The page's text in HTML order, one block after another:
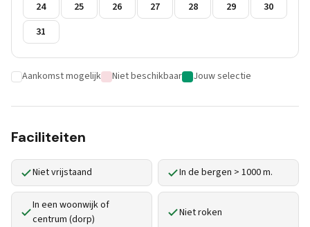
24
25 26 27 28 29
30
31
Aankomst mogelijk Niet beschikbaar Jouw selectie
Faciliteiten
Niet vrijstaand In de bergen > 1000 m.
In een woonwijk of
centrum (dorp)
Niet roken